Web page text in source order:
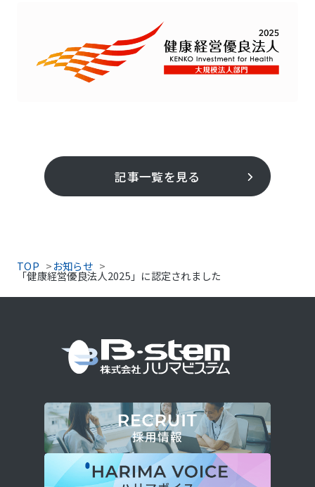
記事一覧を見る
TOP お知らせ
「健康経営優良法人2025」に認定されました